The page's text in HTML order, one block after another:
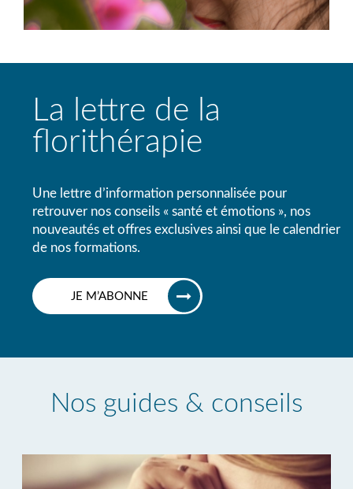
La lettre de la
florithérapie
Une lettre d’information personnalisée pour
retrouver nos conseils « santé et émotions », nos
nouveautés et offres exclusives ainsi que le calendrier
de nos formations.
JE M’ABONNE
Nos guides & conseils